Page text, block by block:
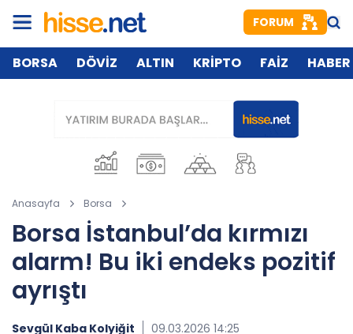
FORUM
BORSA DÖVİZ ALTIN KRİPTO FAİZ HABER
Anasayfa Borsa
Borsa İstanbul’da kırmızı
alarm! Bu iki endeks pozitif
ayrıştı
Sevgül Kaba Kolyiğit 09.03.2026 14:25